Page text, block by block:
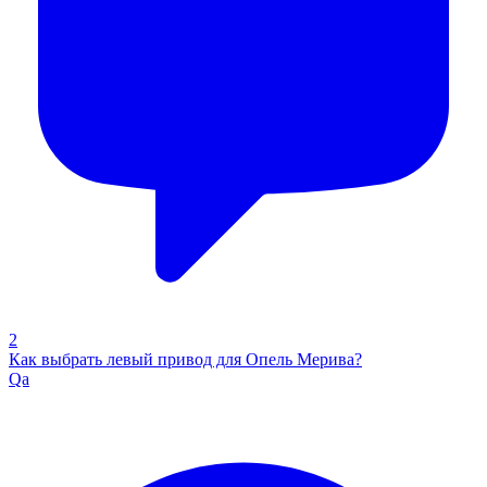
2
Как выбрать левый привод для Опель Мерива?
Qa